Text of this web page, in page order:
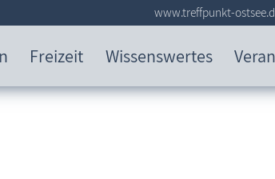
Freizeit Wissenswertes
www.treffpunkt-